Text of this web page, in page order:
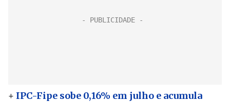
+ IPC-Fipe sobe 0,16% em julho e acumula